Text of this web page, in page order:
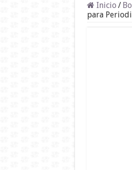
Inicio /
para